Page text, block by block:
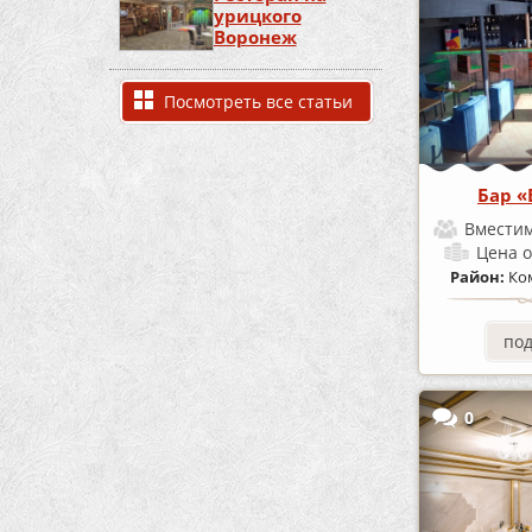
урицкого
Воронеж
Посмотреть все статьи
Бар
Цена
Район:
0